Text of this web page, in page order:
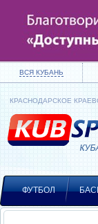
ВСЯ КУБАНЬ
КРАСНОДАРСКОЕ
ФУТБОЛ